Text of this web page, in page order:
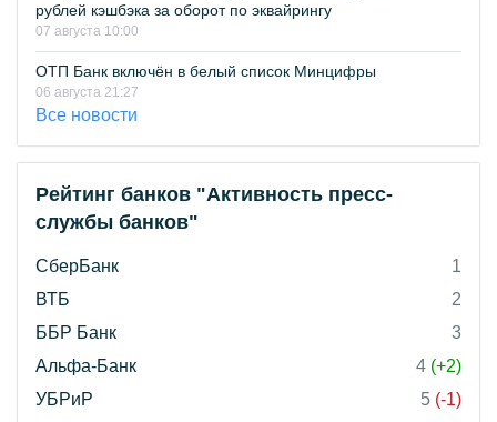
рублей кэшбэка за оборот по эквайрингу
07 августа 10:00
ОТП Банк включён в белый список Минцифры
06 августа 21:27
Все новости
Рейтинг банков "Активность пресс-
службы банков"
СберБанк
1
ВТБ
2
ББР Банк
3
Альфа-Банк
4 (+2)
УБРиР
5 (-1)